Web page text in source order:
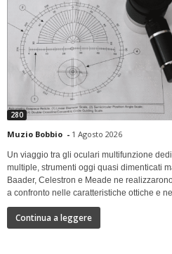
280
Muzio Bobbio - 1 Agosto 2026
Un viaggio tra gli oculari multifunzione
multiple, strumenti oggi quasi dimenticati
Baader, Celestron e Meade ne
a confronto nelle caratteristiche ottiche e
Continua a leggere